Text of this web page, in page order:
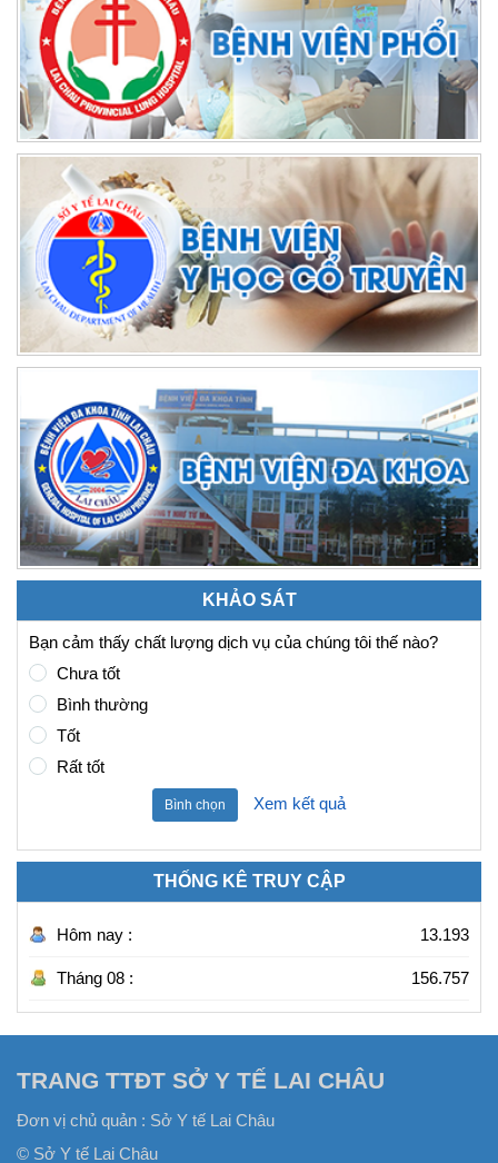
KHẢO SÁT
Bạn cảm thấy chất lượng dịch vụ của chúng tôi thế nào?
Chưa tốt
Bình thường
Tốt
Rất tốt
Bình chọn Xem kết quả
THỐNG KÊ TRUY CẬP
Hôm nay : 13.193
Tháng 08 : 156.757
TRANG TTĐT SỞ Y TẾ LAI CHÂU
Đơn vị chủ quản : Sở Y tế Lai Châu
© Sở Y tế Lai Châu